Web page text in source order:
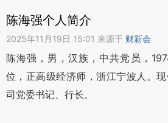
陈海强个人简介
2025年11月19日 15:01 来源于 财新会
陈海强，男，汉族，中共党员，
位，正高级经济师，浙江宁波人。
司党委书记、行长。